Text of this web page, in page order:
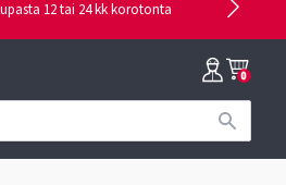
12 tai 24 kk korotonta
0